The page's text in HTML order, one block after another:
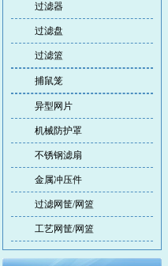
过滤器
过滤盘
过滤篮
捕鼠笼
异型网片
机械防护罩
不锈钢滤扇
金属冲压件
过滤网筐/网篮
工艺网筐/网篮